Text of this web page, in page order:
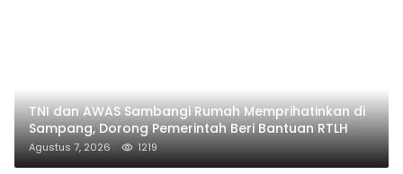
TNI dan AWAS Sambangi Rumah Memprihatinkan di
Sampang, Dorong Pemerintah Beri Bantuan RTLH
Agustus 7, 2026 1219